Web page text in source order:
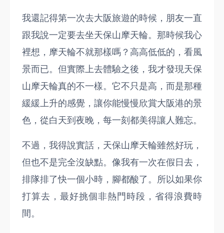
我還記得第一次去大阪旅遊的時候，朋友一直
跟我說一定要去坐天保山摩天輪。那時候我心
裡想，摩天輪不就那樣嗎？高高低低的，看風
景而已。但實際上去體驗之後，我才發現天保
山摩天輪真的不一樣。它不只是高，而是那種
緩緩上升的感覺，讓你能慢慢欣賞大阪港的景
色，從白天到夜晚，每一刻都美得讓人難忘。
不過，我得說實話，天保山摩天輪雖然好玩，
但也不是完全沒缺點。像我有一次在假日去，
排隊排了快一個小時，腳都酸了。所以如果你
打算去，最好挑個非熱門時段，省得浪費時
間。